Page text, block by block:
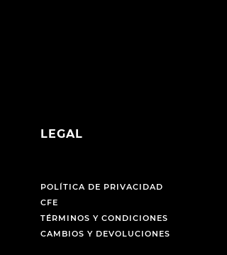
LEGAL
POLÍTICA DE PRIVACIDAD
CFE
TÉRMINOS Y CONDICIONES
CAMBIOS Y DEVOLUCIONES